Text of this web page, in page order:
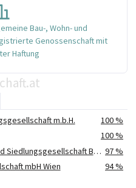
Bau-, Wohn- und
Genossenschaft mit
Haftung
m.b.H.
100 %
100 %
BWSt Gemeinnützige Wohn- und Siedlungsgesellschaft Bauen und Wohnen Steiermark Ges.m.b.H. 97 %
mbH Wien
94 %